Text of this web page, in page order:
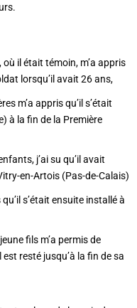
où il était témoin, m’a appris
lorsqu’il avait 26 ans,
m’a appris qu’il s’était
à la fin de la Première
j’ai su qu’il avait
en-Artois (Pas-de-Calais)
s’était ensuite installé à
fils m’a permis de
resté jusqu’à la fin de sa